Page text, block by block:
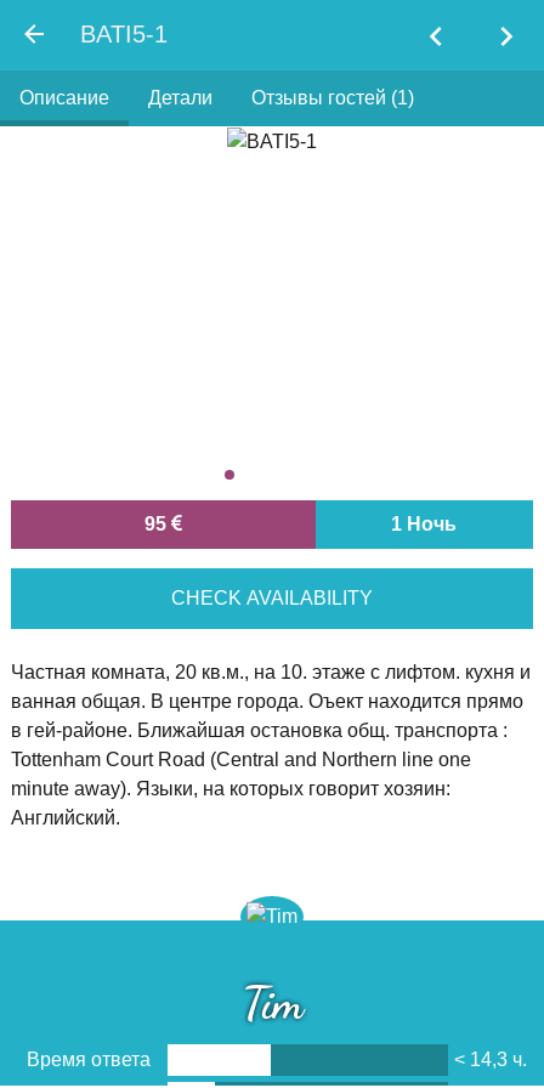
BATI5-1 chevron_left chevron_right
Описание Детали Отзывы гостей (1)
95 1 Ночь
CHECK AVAILABILITY
Частная комната, 20 кв.м., на 10. этаже с лифтом. кухня и
ванная общая. В центре города. Оъект находится прямо
в гей-районе. Ближайшая остановка общ. транспорта :
Tottenham Court Road (Central and Northern line one
minute away). Языки, на которых говорит хозяин:
Английский.
Tim
Время ответа
< 14,3 ч.